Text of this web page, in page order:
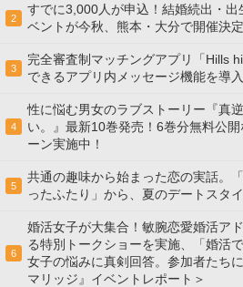
2
すでに3,000人が申込！結婚続出・
ベントが今秋、熊本・大分で開催決定
3
完全審査制マッチングアプリ「Hills
できるアプリ内メッセージ機能を導入
4
性に悩む男女のラブストーリー『真
い。』最新10巻発売！6巻分無料公
ーン実施中！
5
共通の趣味から始まった恋の実話。
ったふたり」から、夏のデートスタ
6
婚活女子が大集合！敏腕恋愛婚活ア
る特別トークショーを実施、「婚活
女子の悩みに真剣回答。参加者たち
マリッジ』イベントレポート＞